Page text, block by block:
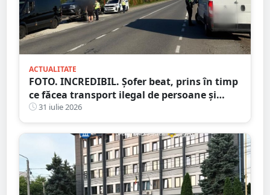
ACTUALITATE
FOTO. INCREDIBIL. Șofer beat, prins în timp
ce făcea transport ilegal de persoane și
reținut
31 iulie 2026